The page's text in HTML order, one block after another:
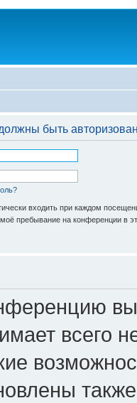
быть
входить при каждом
пребывание на конференции в
всего